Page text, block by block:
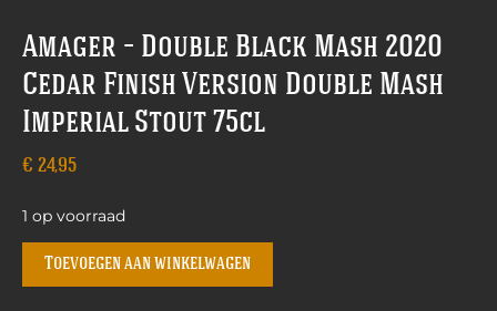
Amager – Double Black Mash 2020
Cedar Finish Version Double Mash
Imperial Stout 75cl
€ 24,95
1 op voorraad
Toevoegen aan winkelwagen